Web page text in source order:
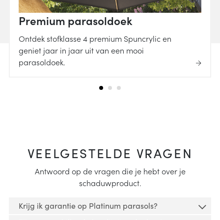
Premium parasoldoek
Ontdek stofklasse 4 premium Spuncrylic en
geniet jaar in jaar uit van een mooi
parasoldoek.
VEELGESTELDE VRAGEN
Antwoord op de vragen die je hebt over je
schaduwproduct.
Krijg ik garantie op Platinum parasols?